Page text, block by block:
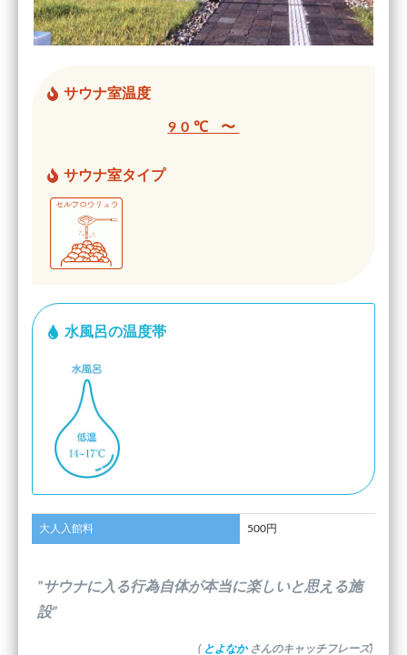
サウナ室温度
90℃ 〜
サウナ室タイプ
水風呂の温度帯
大人入館料 500円
”サウナに入る行為自体が本当に楽しいと思える施
設”
( とよなか さんのキャッチフレーズ)